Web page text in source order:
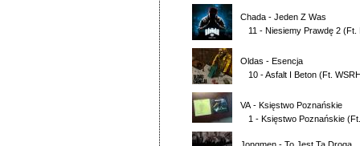
Chada - Jeden Z Was
11 - Niesiemy Prawdę 2 (Ft.
Oldas - Esencja
10 - Asfalt I Beton (Ft.
VA - Księstwo Poznańskie
1 - Księstwo Poznańskie